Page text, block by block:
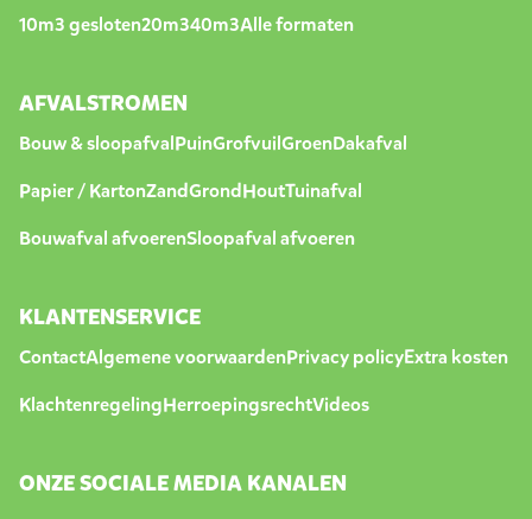
10m3 gesloten20m340m3Alle formaten
AFVALSTROMEN
Bouw & sloopafvalPuinGrofvuilGroenDakafval
Papier / KartonZandGrondHoutTuinafval
Bouwafval afvoerenSloopafval afvoeren
KLANTENSERVICE
ContactAlgemene voorwaardenPrivacy policyExtra kosten
KlachtenregelingHerroepingsrechtVideos
ONZE SOCIALE MEDIA KANALEN